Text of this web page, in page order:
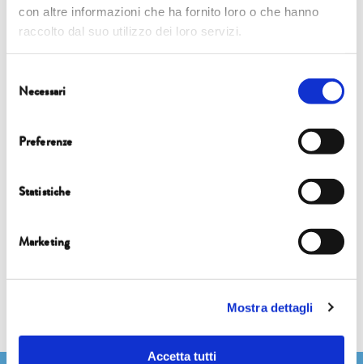
con altre informazioni che ha fornito loro o che hanno
raccolto dal suo utilizzo dei loro servizi.
delNecessari
Preferenze
Statistiche
Marketing
Mostra dettagli
Accetta tutti
5 ottobre
ATTIVI O DISILLUSI? COME LE GIOVANI GENERAZIONI FANNO I